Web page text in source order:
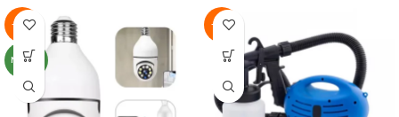
Capture imágenes nítidas con la
avanzada tecnología antivibración
de nuestra cámara corporal
Disfrute de un funcionamiento sin
esfuerzo con la nueva interfaz
interactiva fácil de usar
imágenes de alta resolución y alta
calidad grabar todo el viaje
Incluye 1 batería que proporcionará
suficiente energía para que el dron
funcione de fácil carga
-52%
NUEVO
-49%